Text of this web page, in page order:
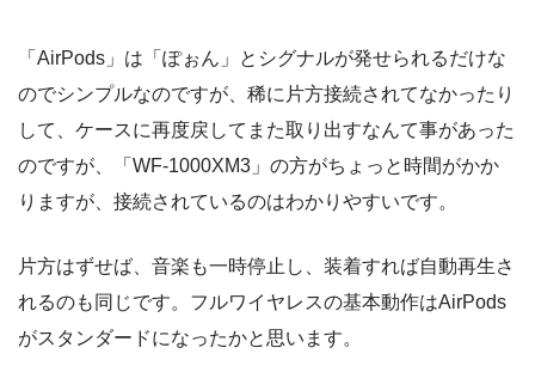
「AirPods」は「ぽぉん」とシグナルが発せられるだけな
のでシンプルなのですが、稀に片方接続されてなかったり
して、ケースに再度戻してまた取り出すなんて事があった
のですが、「WF-1000XM3」の方がちょっと時間がかか
りますが、接続されているのはわかりやすいです。
片方はずせば、音楽も一時停止し、装着すれば自動再生さ
れるのも同じです。フルワイヤレスの基本動作はAirPods
がスタンダードになったかと思います。